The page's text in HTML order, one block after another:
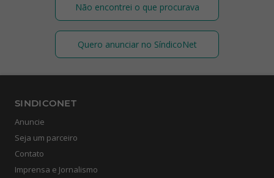
Não encontrei o que procurava
Quero anunciar no SíndicoNet
SINDICONET
Anuncie
Seja um parceiro
Contato
Imprensa e Jornalismo